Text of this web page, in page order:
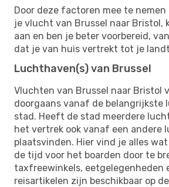
Door deze factoren mee te
je vlucht van Brussel naar Bristol,
aan en ben je beter voorbereid,
dat je van huis vertrekt tot je
Luchthaven(s) van Brussel
Vluchten van Brussel naar Bristol
doorgaans vanaf de belangrijkste
stad. Heeft de stad meerdere
het vertrek ook vanaf een andere
plaatsvinden. Hier vind je alles
de tijd voor het boarden door te
taxfreewinkels, eetgelegenheden
reisartikelen zijn beschikbaar op